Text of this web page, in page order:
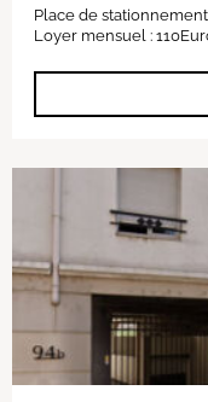
Place de
Loyer mensuel :